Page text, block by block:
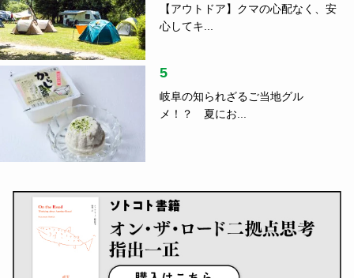
【アウトドア】クマの心配なく、安
心してキ...
5
岐阜の知られざるご当地グル
メ！？ 夏にお...